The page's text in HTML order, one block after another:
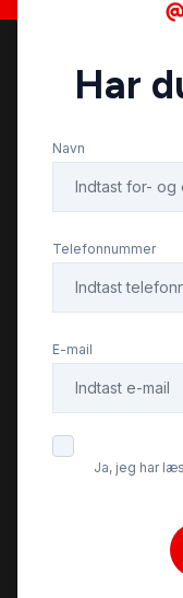
Har
Navn
Telefonnummer
E-mail
Ja, jeg har